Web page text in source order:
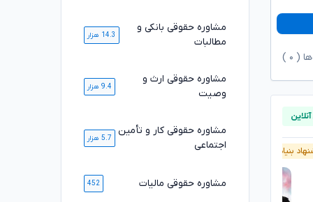
( ۰
بنیاد وکلا آنلاین
مشاوره حقوقی بانکی و
مطالبات
14.3 هزار
مشاوره حقوقی ارث و
وصیت
9.4 هزار
مشاوره حقوقی کار و تأمین
اجتماعی
5.7 هزار
مشاوره حقوقی مالیات 452